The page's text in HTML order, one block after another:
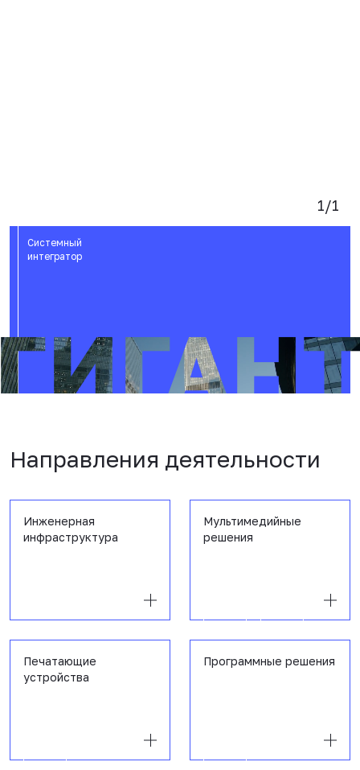
1/1
Системный
интегратор
Направления деятельности
Инженерная
инфраструктура
Мультимедийные
решения
Печатающие
устройства
Программные решения